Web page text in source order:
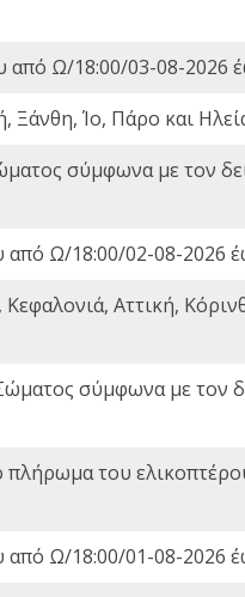
από Ω/18:00/03-08-2026
Ξάνθη, Ίο, Πάρο και
σύμφωνα με τον
από Ω/18:00/02-08-2026
Αττική,
σύμφωνα με τον
του
από Ω/18:00/01-08-2026